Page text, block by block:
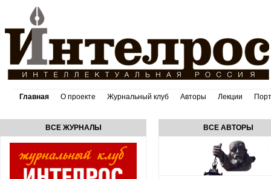
Главная О проекте Журнальный клуб Авторы Лекции
ВСЕ ЖУРНАЛЫ ВСЕ АВТОРЫ